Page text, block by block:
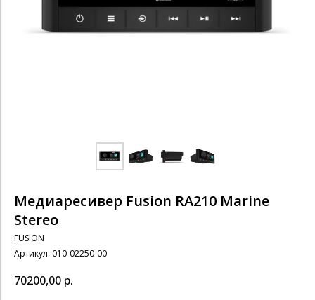
Медиаресивер Fusion RA210 Marine
Stereo
FUSION
Артикул: 010-02250-00
70200,00 р.